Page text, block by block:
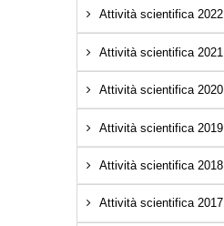
Attività scientifica 2022
Attività scientifica 2021
Attività scientifica 2020
Attività scientifica 2019
Attività scientifica 2018
Attività scientifica 2017